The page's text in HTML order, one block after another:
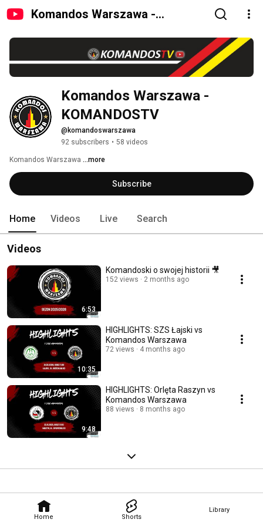
Komandos Warszawa -
Home Shorts
Library
Komandos Warszawa -
KOMANDOSTV
@komandoswarszawa
92 subscribers • 58 videos
Komandos Warszawa ...more
Subscribe
Home Videos Live Search
Videos
6:53
Komandoski o swojej historii 🎥
152 views 2 months ago
10:35
HIGHLIGHTS: SZS Łajski vs
Komandos Warszawa
72 views 4 months ago
9:48
HIGHLIGHTS: Orlęta Raszyn vs
Komandos Warszawa
88 views 8 months ago